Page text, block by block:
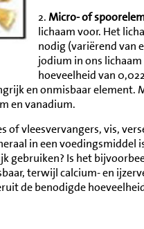
2.Micro- of
lichaam voor. Het
nodig (variërend van
jodium in ons
hoeveelheid van
en onmisbaar
en vanadium.
of vleesvervangers, vis,
in een voedingsmiddel
gebruiken? Is het
terwijl calcium- en
de benodigde